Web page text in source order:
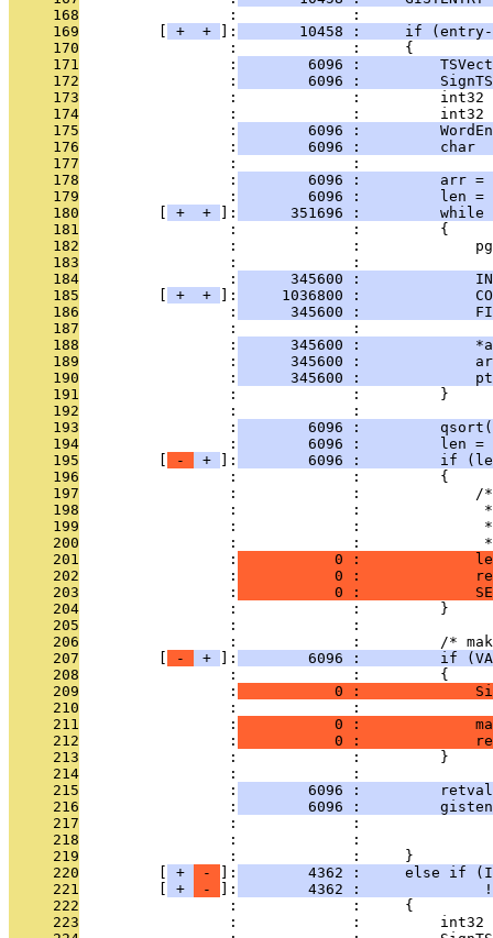
     168
                 :             :
     169
+ + ]:
10458 :     if
     170
:             :     {
     171
                 :
6096 :
     172
                 :
6096 :
     173
:             :         int32
     174
:             :         int32
     175
                 :
6096 :
     176
                 :
6096 :         char
     177
                 :             :
     178
                 :
6096 :         arr =
     179
                 :
6096 :         len =
     180
+ + ]:
351696 :         while
     181
                 :             :         {
     182
:             :
     183
                 :             :
     184
                 :
345600 :
     185
+ + ]:
1036800 :
     186
                 :
345600 :
     187
                 :             :
     188
                 :
345600 :
     189
                 :
345600 :
     190
                 :
345600 :
     191
                 :             :         }
     192
                 :             :
     193
                 :
6096 :
     194
                 :
6096 :         len =
     195
- + ]:
6096 :         if
     196
                 :             :         {
     197
                 :             :             /*
     198
:             :
     199
:             :
     200
:             :
     201
                 :
0 :
     202
                 :
0 :
     203
                 :
0 :
     204
                 :             :         }
     205
                 :             :
     206
:             :         /*
     207
- + ]:
6096 :         if
     208
                 :             :         {
     209
                 :
0 :
     210
                 :             :
     211
                 :
0 :
     212
                 :
0 :
     213
                 :             :         }
     214
                 :             :
     215
                 :
6096 :
     216
                 :
6096 :
     217
:             :
     218
:             :
     219
                 :             :     }
     220
+ - ]:
4362 :     else if
     221
+ - ]:
4362 :
     222
                 :             :     {
     223
:             :         int32